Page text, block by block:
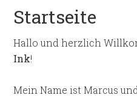
Startseite
Hallo und herzlich
Ink!
Mein Name ist Marcus